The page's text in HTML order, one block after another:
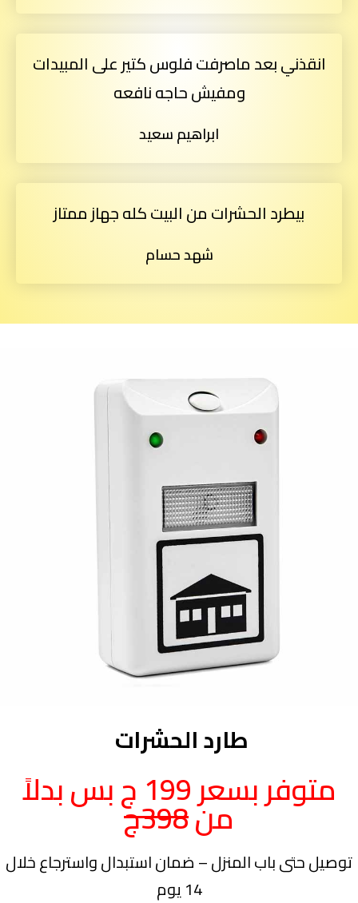
انقذني بعد ماصرفت فلوس كتير على المبيدات
ومفيش حاجه نافعه
ابراهيم سعيد
بيطرد الحشرات من البيت كله جهاز ممتاز
شهد حسام
طارد الحشرات
متوفر بسعر 199 ج بس بدلاً
من398ج
توصيل حتى باب المنزل – ضمان استبدال واسترجاع خلال
14 يوم